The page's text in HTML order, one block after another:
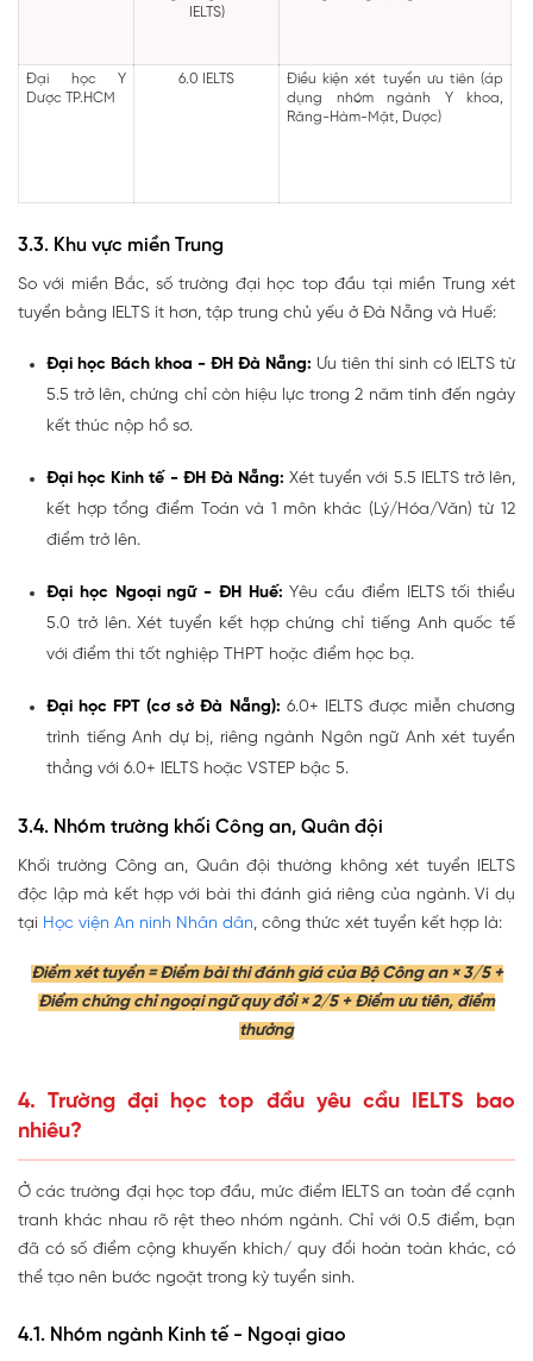
IELTS)
Đại học Y
Dược TP.HCM
6.0 IELTS
Điều kiện xét tuyển ưu tiên (áp
dụng nhóm ngành Y khoa,
Răng-Hàm-Mặt, Dược)
3.3. Khu vực miền Trung
So với miền Bắc, số trường đại học top đầu tại miền Trung xét
tuyển bằng IELTS ít hơn, tập trung chủ yếu ở Đà Nẵng và Huế:
Đại học Bách khoa - ĐH Đà Nẵng: Ưu tiên thí sinh có IELTS từ
5.5 trở lên, chứng chỉ còn hiệu lực trong 2 năm tính đến ngày
kết thúc nộp hồ sơ.
Đại học Kinh tế - ĐH Đà Nẵng: Xét tuyển với 5.5 IELTS trở lên,
kết hợp tổng điểm Toán và 1 môn khác (Lý/Hóa/Văn) từ 12
điểm trở lên.
Đại học Ngoại ngữ - ĐH Huế: Yêu cầu điểm IELTS tối thiểu
5.0 trở lên. Xét tuyển kết hợp chứng chỉ tiếng Anh quốc tế
với điểm thi tốt nghiệp THPT hoặc điểm học bạ.
Đại học FPT (cơ sở Đà Nẵng): 6.0+ IELTS được miễn chương
trình tiếng Anh dự bị, riêng ngành Ngôn ngữ Anh xét tuyển
thẳng với 6.0+ IELTS hoặc VSTEP bậc 5.
3.4. Nhóm trường khối Công an, Quân đội
Khối trường Công an, Quân đội thường không xét tuyển IELTS
độc lập mà kết hợp với bài thi đánh giá riêng của ngành. Ví dụ
tại Học viện An ninh Nhân dân, công thức xét tuyển kết hợp là:
Điểm xét tuyển = Điểm bài thi đánh giá của Bộ Công an × 3/5 +
Điểm chứng chỉ ngoại ngữ quy đổi × 2/5 + Điểm ưu tiên, điểm
thưởng
4. Trường đại học top đầu yêu cầu IELTS bao
nhiêu?
Ở các trường đại học top đầu, mức điểm IELTS an toàn để cạnh
tranh khác nhau rõ rệt theo nhóm ngành. Chỉ với 0.5 điểm, bạn
đã có số điểm cộng khuyến khích/ quy đổi hoàn toàn khác, có
thể tạo nên bước ngoặt trong kỳ tuyển sinh.
4.1. Nhóm ngành Kinh tế - Ngoại giao